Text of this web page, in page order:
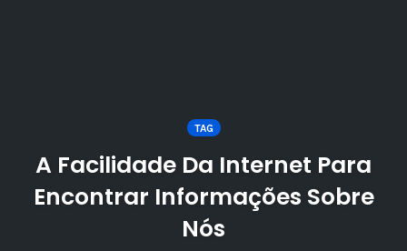
TAG
A Facilidade Da Internet Para
Encontrar Informações Sobre
Nós